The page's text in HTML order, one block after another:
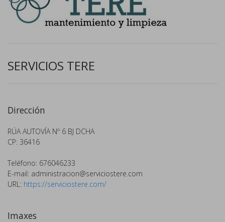
SERVICIOS TERE
Dirección
RÚA AUTOVÍA Nº 6 BJ DCHA
CP: 36416
Teléfono: 676046233
E-mail: administracion@serviciostere.com
URL: https://serviciostere.com/
Imaxes